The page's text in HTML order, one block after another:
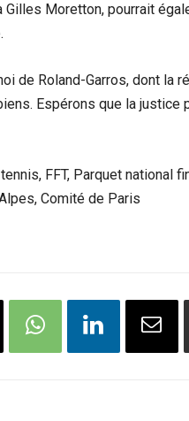
Moretton, pourrait
de Roland-Garros, dont la
Espérons que la justice
FFT, Parquet national
Comité de Paris